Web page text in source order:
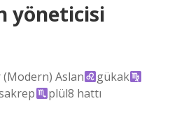
yöneticisi
Aslan
gükak
plül8 hattı